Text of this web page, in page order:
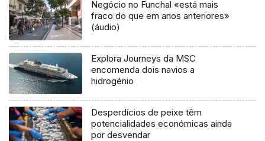
Negócio no Funchal «está mais
fraco do que em anos anteriores»
(áudio)
Explora Journeys da MSC
encomenda dois navios a
hidrogénio
Desperdícios de peixe têm
potencialidades económicas ainda
por desvendar